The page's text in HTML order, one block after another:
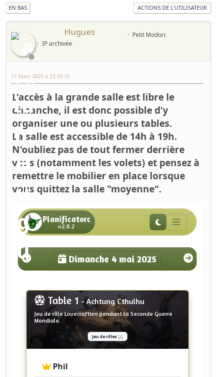
EN BAS ACTIONS DE L'UTILISATEUR
Hugues
Petit Modorc
IP archivée
31 Mars 2025 à 23:58:30
L'accès à la grande salle est libre le
dimanche, il est donc possible d'y
organiser une ou plusieurs tables.
La salle est accessible de 14h à 19h.
N'oubliez pas de tout fermer derrière
vous (notamment les volets) et pensez à
remettre le mobilier en place lorsque
vous quittez la salle "moyenne".